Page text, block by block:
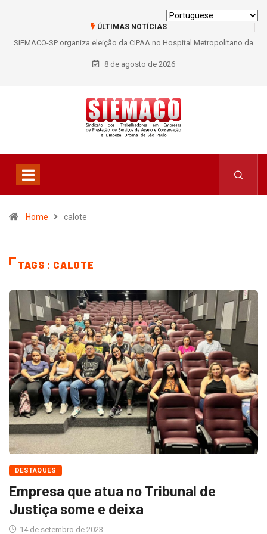
ÚLTIMAS NOTÍCIAS
SIEMACO-SP organiza eleição da CIPAA no Hospital Metropolitano da
Lapa e fortalece participação dos trabalhadores
8 de agosto de 2026
Home calote
TAGS : CALOTE
DESTAQUES
Empresa que atua no Tribunal de
Justiça some e deixa
14 de setembro de 2023